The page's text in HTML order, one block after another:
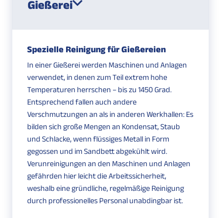
Gießerei
Spezielle Reinigung für Gießereien
In einer Gießerei werden Maschinen und Anlagen
verwendet, in denen zum Teil extrem hohe
Temperaturen herrschen – bis zu 1450 Grad.
Entsprechend fallen auch andere
Verschmutzungen an als in anderen Werkhallen: Es
bilden sich große Mengen an Kondensat, Staub
und Schlacke, wenn flüssiges Metall in Form
gegossen und im Sandbett abgekühlt wird.
Verunreinigungen an den Maschinen und Anlagen
gefährden hier leicht die Arbeitssicherheit,
weshalb eine gründliche, regelmäßige Reinigung
durch professionelles Personal unabdingbar ist.